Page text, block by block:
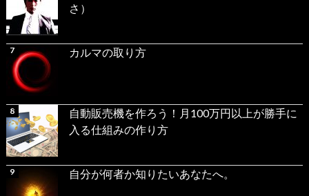
さ）
カルマの取り方
自動販売機を作ろう！月100万円以上が勝手に
入る仕組みの作り方
自分が何者か知りたいあなたへ。